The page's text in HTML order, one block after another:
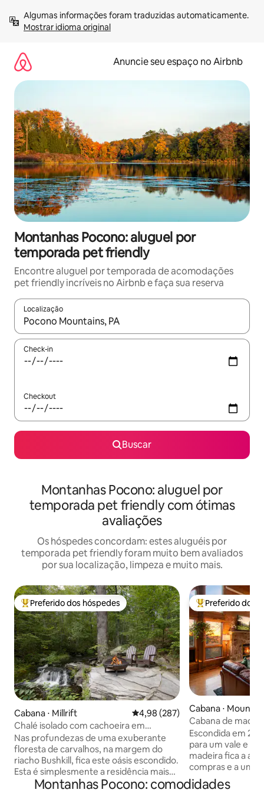
para
Mostrar idioma original
Anuncie seu espaço no Airbnb
Montanhas Pocono: aluguel por
temporada pet friendly
Encontre aluguel por temporada de acomodações
pet friendly incríveis no Airbnb e faça sua reserva
Localização
Quando os resultados estiverem disponíveis, explore-os
Check-in
Checkout
Buscar
Montanhas Pocono: aluguel por
temporada pet friendly com ótimas
avaliações
Os hóspedes concordam: estes aluguéis por
temporada pet friendly foram muito bem avaliados
por sua localização, limpeza e muito mais.
Entre os melhores preferidos dos hóspedes
Preferido dos hóspedes
Cabana ⋅ Millrift 4,98 de uma avaliação média de
4,98 (287)
Chalé isolado com cachoeira em
Swiftwater Acres
Nas profundezas de uma exuberante
floresta de carvalhos, na margem do
riacho Bushkill, fica este oásis escondido.
Esta é simplesmente a residência mais
privada de toda a área. Situado a poucos
Entre os
Preferido dos
Cabana ⋅ Mount
Cabana de
Poconos| Vistas,
hidromassagem e
Escondida em 2
para um vale e
madeira fica a
compras e a uma
carro de
Wolf Lodge.
Montanhas Pocono: comodidades